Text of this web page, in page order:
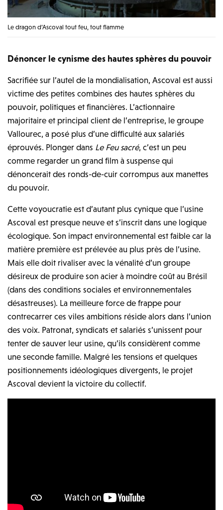
Le dragon d’Ascoval tout feu, tout flamme
Dénoncer le cynisme des hautes sphères du pouvoir
Sacrifiée sur l’autel de la mondialisation, Ascoval est aussi
victime des petites combines des hautes sphères du
pouvoir, politiques et financières. L’actionnaire
majoritaire et principal client de l’entreprise, le groupe
Vallourec, a posé plus d’une difficulté aux salariés
éprouvés. Plonger dans Le Feu sacré, c’est un peu
comme regarder un grand film à suspense qui
dénoncerait des ronds-de-cuir corrompus aux manettes
du pouvoir.
Cette voyoucratie est d’autant plus cynique que l’usine
Ascoval est presque neuve et s’inscrit dans une logique
écologique. Son impact environnemental est faible car la
matière première est prélevée au plus près de l’usine.
Mais elle doit rivaliser avec la vénalité d’un groupe
désireux de produire son acier à moindre coût au Brésil
(dans des conditions sociales et environnementales
désastreuses). La meilleure force de frappe pour
contrecarrer ces viles ambitions réside alors dans l’union
des voix. Patronat, syndicats et salariés s’unissent pour
tenter de sauver leur usine, qu’ils considèrent comme
une seconde famille. Malgré les tensions et quelques
positionnements idéologiques divergents, le projet
Ascoval devient la victoire du collectif.